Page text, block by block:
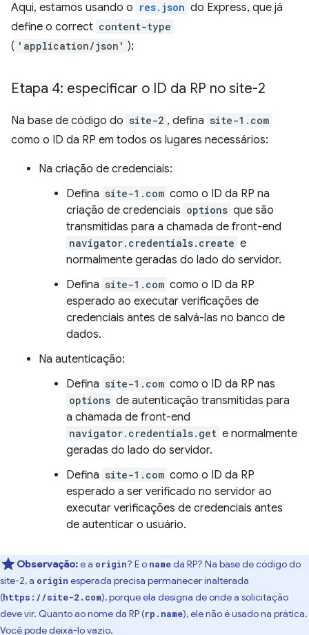
Aqui, estamos usando o res.json do Express, que já
define o correct content-type
( 'application/json' );
Etapa 4: especificar o ID da RP no site-2
Na base de código do site-2 , defina site-1.com
como o ID da RP em todos os lugares necessários:
Na criação de credenciais:
Defina site-1.com como o ID da RP na
criação de credenciais options que são
transmitidas para a chamada de front-end
navigator.credentials.create e
normalmente geradas do lado do servidor.
Defina site-1.com como o ID da RP
esperado ao executar verificações de
credenciais antes de salvá-las no banco de
dados.
Na autenticação:
Defina site-1.com como o ID da RP nas
options de autenticação transmitidas para
a chamada de front-end
navigator.credentials.get e normalmente
geradas do lado do servidor.
Defina site-1.com como o ID da RP
esperado a ser verificado no servidor ao
executar verificações de credenciais antes
de autenticar o usuário.
Observação:e a origin? E o nameda RP? Na base de código do
site-2, a origin esperada precisa permanecer inalterada
(https://site-2.com), porque ela designa de onde a solicitação
deve vir. Quanto ao nome da RP (rp.name), ele não é usado na prática.
Você pode deixá-lo vazio.